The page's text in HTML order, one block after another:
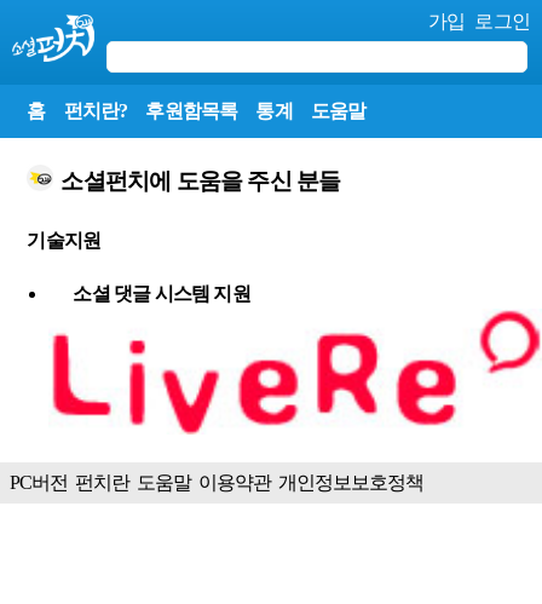
가입 로그인
홈 펀치란? 후원함목록 통계 도움말
소셜펀치에 도움을 주신 분들
기술지원
소셜 댓글 시스템 지원
PC버전 펀치란 도움말 이용약관 개인정보보호정책